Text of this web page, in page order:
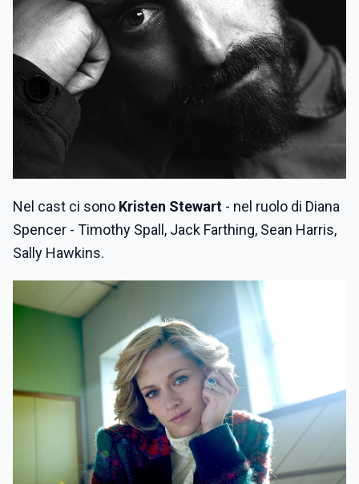
Nel cast ci sono Kristen Stewart - nel ruolo di Diana
Spencer - Timothy Spall, Jack Farthing, Sean Harris,
Sally Hawkins.